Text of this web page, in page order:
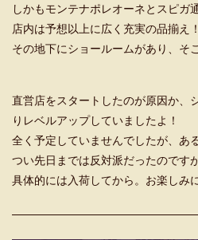
しかもモンテナポレオーネとスピガ
店内は予想以上に広く充実の品揃え！
その地下にショールームがあり、そ
直営店をスタートしたのが原因か、
りレベルアップしていましたよ！
全く予定していませんでしたが、あ
つい先日までは反対派だったのです
具体的には入荷してから。お楽しみ